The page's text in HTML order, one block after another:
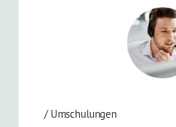
/ Umschulungen